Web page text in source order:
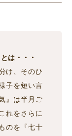
は・・・
け、そのひ
子を短い言
』は半月ご
れをさらに
のを『七十